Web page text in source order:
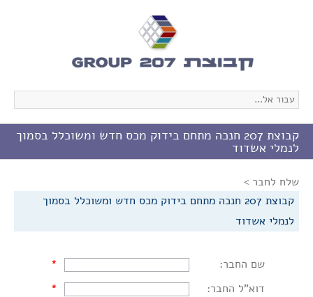
עבור אל...
קבוצת 207 חנכה מתחם בידוק מכס חדש ומשוכלל בסמוך
לנמלי אשדוד
שלח לחבר >
קבוצת 207 חנכה מתחם בידוק מכס חדש ומשוכלל בסמוך
לנמלי אשדוד
שם החבר:
*
דוא"ל החבר:
*